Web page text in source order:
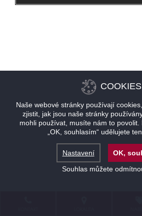
COOKIES
Naše webové stránky používají
zjistit, jak jsou naše stránky
mohli používat, musíte nám to
„OK, souhlasím“ udělujete
Nastavení
OK,
Souhlas můžete